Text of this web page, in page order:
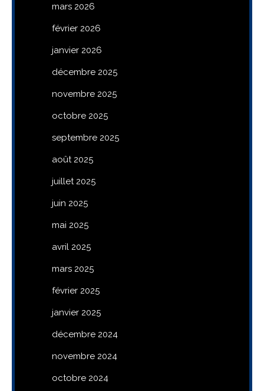
mars 2026
février 2026
janvier 2026
décembre 2025
novembre 2025
octobre 2025
septembre 2025
août 2025
juillet 2025
juin 2025
mai 2025
avril 2025
mars 2025
février 2025
janvier 2025
décembre 2024
novembre 2024
octobre 2024